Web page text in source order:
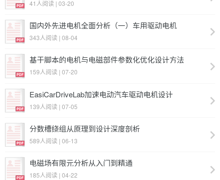
41人阅读 | 03-20
国内外先进电机全面分析（一）车用驱动电机
343人阅读 | 08-04
基于脚本的电机与电磁部件参数化优化设计方法
159人阅读 | 07-20
EasiCarDriveLab加速电动汽车驱动电机设计
139人阅读 | 07-05
分数槽绕组从原理到设计深度剖析
589人阅读 | 06-13
电磁场有限元分析从入门到精通
185人阅读 | 04-22